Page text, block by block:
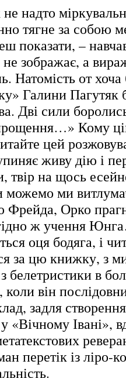
надто
тягне за собою
показати, –
зображає, а
Натомість от
Галини
Дві сили
Кому
цей
живу дію і
твір на щось
можемо ми
Фрейда, Орко
ж учення
оця бодяга, і
за цю книжку, з
белетристики в
він
задля
Івані»,
перетік із ліро-